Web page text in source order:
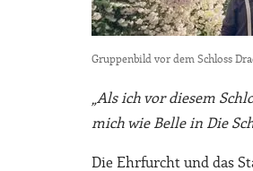
Gruppenbild vor dem Schloss
„Als ich vor diesem
mich wie Belle in Die
Die Ehrfurcht und das